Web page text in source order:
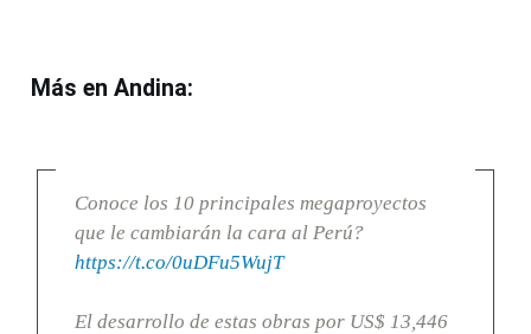
Más en Andina:
Conoce los 10 principales megaproyectos
que le cambiarán la cara al Perú?
https://t.co/0uDFu5WujT
El desarrollo de estas obras por US$ 13,446